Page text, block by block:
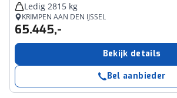
Ledig 2815 kg
KRIMPEN AAN DEN IJSSEL
65.445,-
Bekijk details
Bel aanbieder